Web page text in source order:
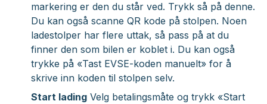
markering er den du står ved. Trykk så på denne.
Du kan også scanne QR kode på stolpen. Noen
ladestolper har flere uttak, så pass på at du
finner den som bilen er koblet i. Du kan også
trykke på «Tast EVSE-koden manuelt» for å
skrive inn koden til stolpen selv.
Start lading Velg betalingsmåte og trykk «Start